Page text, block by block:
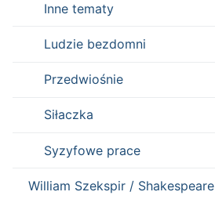
Inne tematy
Ludzie bezdomni
Przedwiośnie
Siłaczka
Syzyfowe prace
William Szekspir / Shakespeare